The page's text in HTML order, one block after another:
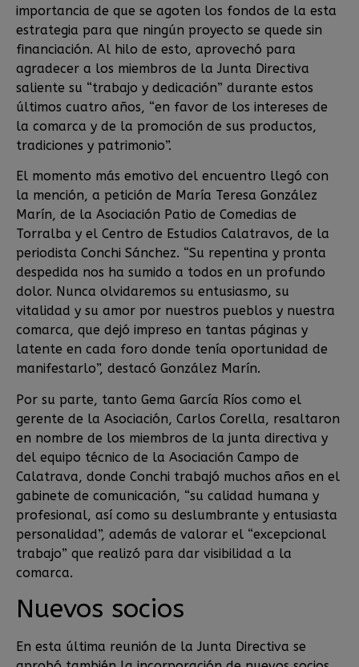
importancia de que se agoten los fondos de la esta
estrategia para que ningún proyecto se quede sin
financiación. Al hilo de esto, aprovechó para
agradecer a los miembros de la Junta Directiva
saliente su “trabajo y dedicación” durante estos
últimos cuatro años, “en favor de los intereses de
la comarca y de la promoción de sus productos,
tradiciones y patrimonio”.
El momento más emotivo del encuentro llegó con
la mención, a petición de María Teresa González
Marín, de la Asociación Patio de Comedias de
Torralba y el Centro de Estudios Calatravos, de la
periodista Conchi Sánchez. “Su repentina y pronta
despedida nos ha sumido a todos en un profundo
dolor. Nunca olvidaremos su entusiasmo, su
vitalidad y su amor por nuestros pueblos y nuestra
comarca, que dejó impreso en tantas páginas y
latente en cada foro donde tenía oportunidad de
manifestarlo”, destacó González Marín.
Por su parte, tanto Gema García Ríos como el
gerente de la Asociación, Carlos Corella, resaltaron
en nombre de los miembros de la junta directiva y
del equipo técnico de la Asociación Campo de
Calatrava, donde Conchi trabajó muchos años en el
gabinete de comunicación, “su calidad humana y
profesional, así como su deslumbrante y entusiasta
personalidad”, además de valorar el “excepcional
trabajo” que realizó para dar visibilidad a la
comarca.
Nuevos socios
En esta última reunión de la Junta Directiva se